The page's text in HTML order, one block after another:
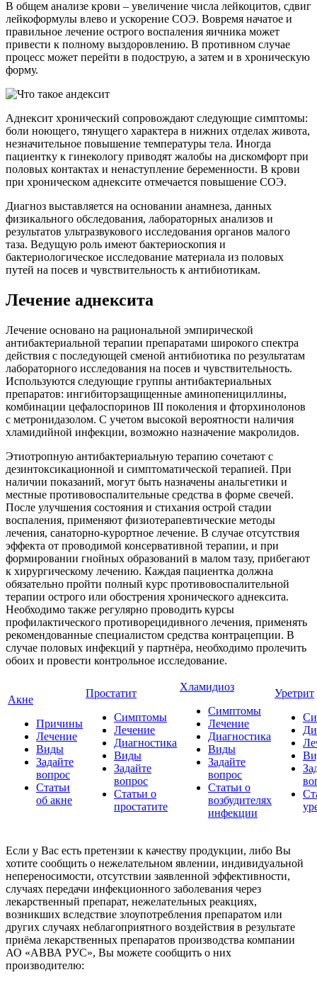
В общем анализе крови – увеличение числа лейкоцитов, сдвиг
лейкоформулы влево и ускорение СОЭ. Вовремя начатое и
правильное лечение острого воспаления яичника может
привести к полному выздоровлению. В противном случае
процесс может перейти в подострую, а затем и в хроническую
форму.
Аднексит хронический сопровождают следующие симптомы:
боли ноющего, тянущего характера в нижних отделах живота,
незначительное повышение температуры тела. Иногда
пациентку к гинекологу приводят жалобы на дискомфорт при
половых контактах и ненаступление беременности. В крови
при хроническом аднексите отмечается повышение СОЭ.
Диагноз выставляется на основании анамнеза, данных
физикального обследования, лабораторных анализов и
результатов ультразвукового исследования органов малого
таза. Ведущую роль имеют бактериоскопия и
бактериологическое исследование материала из половых
путей на посев и чувствительность к антибиотикам.
Лечение аднексита
Лечение основано на рациональной эмпирической
антибактериальной терапии препаратами широкого спектра
действия с последующей сменой антибиотика по результатам
лабораторного исследования на посев и чувствительность.
Используются следующие группы антибактериальных
препаратов: ингибиторзащищенные аминопенициллины,
комбинации цефалоспоринов III поколения и фторхинолонов
с метронидазолом. С учетом высокой вероятности наличия
хламидийной инфекции, возможно назначение макролидов.
Этиотропную антибактериальную терапию сочетают с
дезинтоксикационной и симптоматической терапией. При
наличии показаний, могут быть назначены анальгетики и
местные противовоспалительные средства в форме свечей.
После улучшения состояния и стихания острой стадии
воспаления, применяют физиотерапевтические методы
лечения, санаторно-курортное лечение. В случае отсутствия
эффекта от проводимой консервативной терапии, и при
формировании гнойных образований в малом тазу, прибегают
к хирургическому лечению. Каждая пациентка должна
обязательно пройти полный курс противовоспалительной
терапии острого или обострения хронического аднексита.
Необходимо также регулярно проводить курсы
профилактического противорецидивного лечения, применять
рекомендованные специалистом средства контрацепции. В
случае половых инфекций у партнёра, необходимо пролечить
обоих и провести контрольное исследование.
Акне
Причины
Лечение
Виды
Задайте
вопрос
Статьи
об акне
Простатит
Симптомы
Лечение
Диагностика
Виды
Задайте
вопрос
Статьи о
простатите
Хламидиоз
Симптомы
Лечение
Диагностика
Виды
Задайте
вопрос
Статьи о
возбудителях
инфекции
Уретрит
Если у Вас есть претензии к качеству продукции, либо Вы
хотите сообщить о нежелательном явлении, индивидуальной
непереносимости, отсутствии заявленной эффективности,
случаях передачи инфекционного заболевания через
лекарственный препарат, нежелательных реакциях,
возникших вследствие злоупотребления препаратом или
других случаях неблагоприятного воздействия в результате
приёма лекарственных препаратов производства компании
АО «АВВА РУС», Вы можете сообщить о них
производителю: